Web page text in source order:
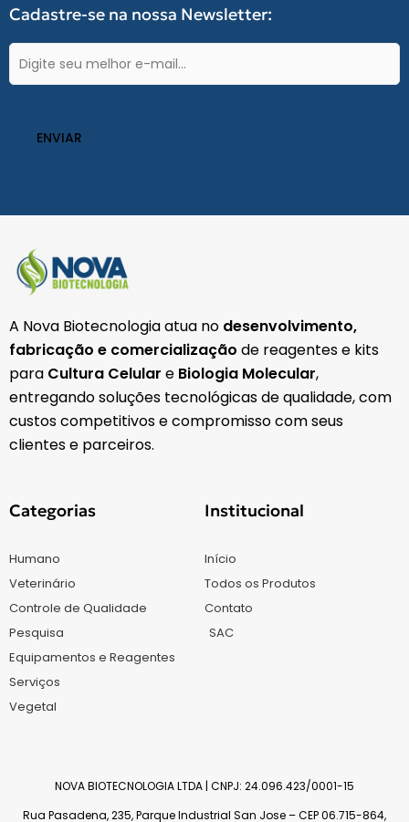
o
k
-
f
g
a
m
a
p
Cadastre-se na nossa Newsletter:
E-
mail
A Nova Biotecnologia atua no desenvolvimento,
fabricação e comercialização de reagentes e kits
para Cultura Celular e Biologia Molecular,
entregando soluções tecnológicas de qualidade, com
custos competitivos e compromisso com seus
clientes e parceiros.
Categorias
Humano
Veterinário
Controle de Qualidade
Pesquisa
Equipamentos e Reagentes
Serviços
Vegetal
Institucional
Início
Todos os Produtos
Contato
SAC
NOVA BIOTECNOLOGIA LTDA | CNPJ: 24.096.423/0001-15
Rua Pasadena, 235, Parque Industrial San Jose – CEP 06.715-864,